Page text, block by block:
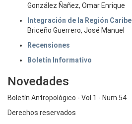
González Ñañez, Omar Enrique
Integración de la Región Caribe
Briceño Guerrero, José Manuel
Recensiones
Boletín Informativo
Novedades
Boletín Antropológico - Vol 1 - Num 54
Derechos reservados